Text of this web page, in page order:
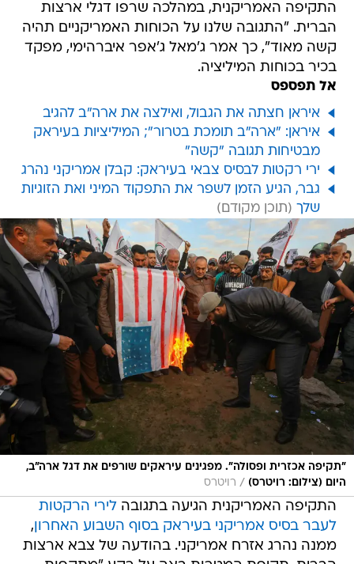
התקיפה האמריקנית, במהלכה שרפו דגלי ארצות
הברית. "התגובה שלנו על הכוחות האמריקניים תהיה
קשה מאוד", כך אמר ג'מאל ג'אפר איברהימי, מפקד
בכיר בכוחות המיליציה.
אל תפספס
איראן חצתה את הגבול, ואילצה את ארה"ב להגיב
איראן: "ארה"ב תומכת בטרור"; המיליציות בעיראק
מבטיחות תגובה "קשה"
ירי רקטות לבסיס צבאי בעיראק: קבלן אמריקני נהרג
גבר, הגיע הזמן לשפר את התפקוד המיני ואת הזוגיות
שלך
"תקיפה אכזרית ופסולה". מפגינים עיראקים שורפים את דגל ארה"ב,
היום (צילום: רויטרס) / רויטרס
התקיפה האמריקנית הגיעה בתגובהלירי הרקטות
לעבר בסיס אמריקני בעיראק בסוף השבוע האחרון,
ממנה נהרג אזרח אמריקני. בהודעה של צבא ארצות